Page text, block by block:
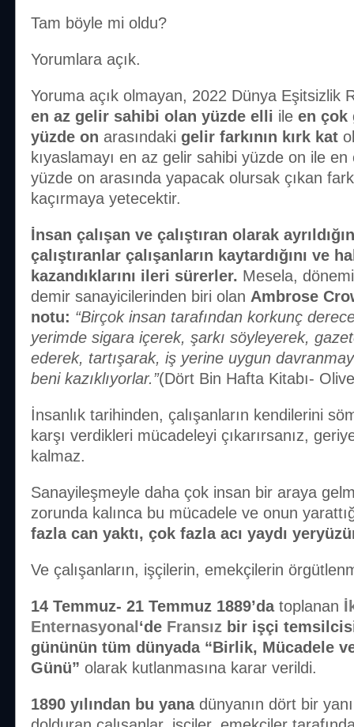
Tam böyle mi oldu?
Yorumlara açık.
Yoruma açık olmayan, 2022 Dünya Eşitsizlik
en az gelir sahibi olan yüzde elli ile en çok
yüzde on arasındaki gelir farkının kırk kat
kıyaslamayı en az gelir sahibi yüzde on ile
yüzde on arasında yapacak olursak çıkan
kaçırmaya yetecektir.
İnsan çalışan ve çalıştıran olarak
çalıştıranlar çalışanların kaytardığını ve
kazandıklarını ileri sürerler. Mesela,
demir sanayicilerinden biri olan Ambrose
notu: “Birçok insan tarafından korkunç
yerimde sigara içerek, şarkı söyleyerek,
ederek, tartışarak, iş yerine uygun
beni kazıklıyorlar.”(Dört Bin Hafta Kitabı-
İnsanlık tarihinden, çalışanların kendilerini
karşı verdikleri mücadeleyi çıkarırsanız,
kalmaz.
Sanayileşmeyle daha çok insan bir araya
zorunda kalınca bu mücadele ve onun
fazla can yaktı, çok fazla acı yaydı
Ve çalışanların, işçilerin, emekçilerin
14 Temmuz- 21 Temmuz 1889’datoplanan
Enternasyonal ‘de Fransız bir işçi
gününün tüm dünyada “Birlik, Mücadele
Günü” olarak kutlanmasına karar verildi.
1890 yılından bu yanadünyanın dört bir